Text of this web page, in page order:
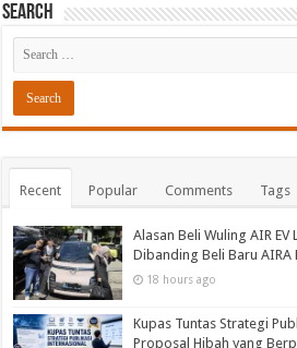
Search
Recent Popular Comments Tags
Alasan Beli Wuling AIR EV
Dibanding Beli Baru AIRA
18 hours ago
Kupas Tuntas Strategi
Proposal Hibah yang